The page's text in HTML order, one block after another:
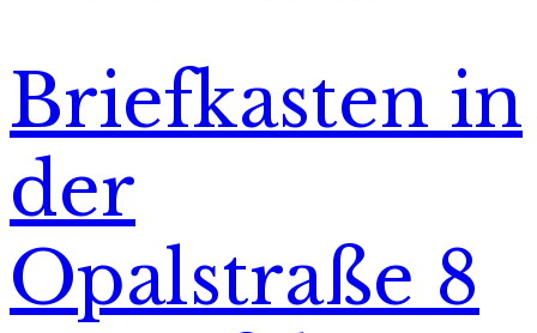
Briefkasten in
der
Opalstraße 8